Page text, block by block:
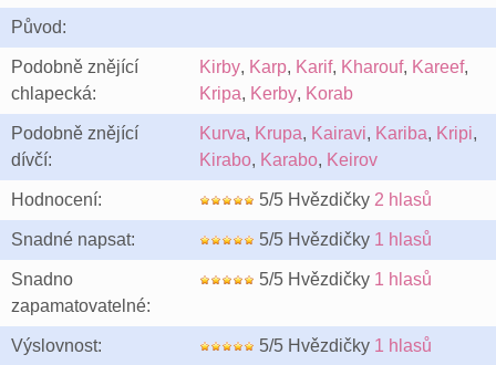
Původ:
Podobně znějící
chlapecká:
Kirby, Karp, Karif, Kharouf, Kareef,
Kripa, Kerby, Korab
Podobně znějící
dívčí:
Kurva, Krupa, Kairavi, Kariba, Kripi,
Kirabo, Karabo, Keirov
Hodnocení: 5/5 Hvězdičky 2 hlasů
Snadné napsat: 5/5 Hvězdičky 1 hlasů
Snadno
zapamatovatelné:
5/5 Hvězdičky 1 hlasů
Výslovnost: 5/5 Hvězdičky 1 hlasů